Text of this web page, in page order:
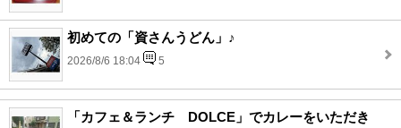
初めての「資さんうどん」♪
2026/8/6 18:04 5
「カフェ＆ランチ DOLCE」でカレーをいただき